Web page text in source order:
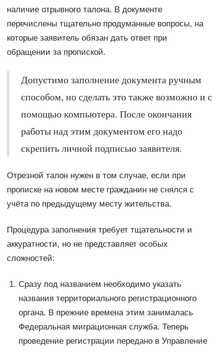
наличие отрывного талона. В документе
перечислены тщательно продуманные вопросы, на
которые заявитель обязан дать ответ при
обращении за пропиской.
Допустимо заполнение документа ручным
способом, но сделать это также возможно и с
помощью компьютера. После окончания
работы над этим документом его надо
скрепить личной подписью заявителя.
Отрезной талон нужен в том случае, если при
прописке на новом месте гражданин не снялся с
учёта по предыдущему месту жительства.
Процедура заполнения требует тщательности и
аккуратности, но не представляет особых
сложностей:
Сразу под названием необходимо указать
названия территориального регистрационного
органа. В прежние времена этим занималась
Федеральная миграционная служба. Теперь
проведение регистрации передано в Управление